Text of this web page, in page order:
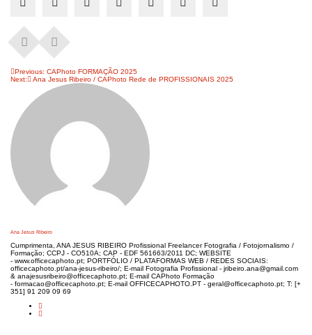
Navegação
de
artigos
Previous: CAPhoto FORMAÇÃO 2025
Next:
Ana Jesus Ribeiro / CAPhoto Rede de PROFISSIONAIS 2025
Ana Jesus Ribeiro
Cumprimenta, ANA JESUS RIBEIRO Profissional Freelancer Fotografia / Fotojornalismo /
Formação; CCPJ - CO510A; CAP - EDF 561663/2011 DC; WEBSITE
- www.officecaphoto.pt; PORTFÓLIO / PLATAFORMAS WEB / REDES SOCIAIS:
officecaphoto.pt/ana-jesus-ribeiro/; E-mail Fotografia Profissional - jribeiro.ana@gmail.com
& anajesusribeiro@officecaphoto.pt; E-mail CAPhoto Formação
- formacao@officecaphoto.pt; E-mail OFFICECAPHOTO.PT - geral@officecaphoto.pt; T: [+
351] 91 209 09 69